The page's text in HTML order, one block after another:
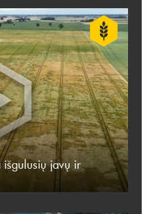
išgulusių javų ir